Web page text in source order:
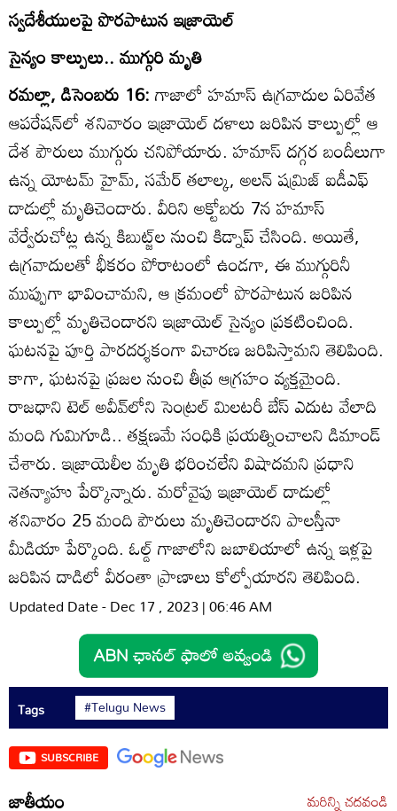
స్వదేశీయులపై పొరపాటున ఇజ్రాయెల్‌
సైన్యం కాల్పులు.. ముగ్గురి మృతి
రమల్లా, డిసెంబరు 16:గాజాలో హమాస్‌ ఉగ్రవాదుల ఏరివేత
ఆపరేషన్‌లో శనివారం ఇజ్రాయెల్‌ దళాలు జరిపిన కాల్పుల్లో ఆ
దేశ పౌరులు ముగ్గురు చనిపోయారు. హమాస్‌ దగ్గర బందీలుగా
ఉన్న యోటమ్‌ హైమ్‌, సమేర్‌ తలాల్క, అలన్‌ షమ్రిజ్‌ ఐడీఎఫ్‌
దాడుల్లో మృతిచెందారు. వీరిని అక్టోబరు 7న హమాస్‌
వేర్వేరుచోట్ల ఉన్న కిబుట్జ్‌ల నుంచి కిడ్నాప్‌ చేసింది. అయితే,
ఉగ్రవాదులతో భీకరం పోరాటంలో ఉండగా, ఈ ముగ్గురినీ
ముప్పుగా భావించామని, ఆ క్రమంలో పొరపాటున జరిపిన
కాల్పుల్లో మృతిచెందారని ఇజ్రాయెల్‌ సైన్యం ప్రకటించింది.
ఘటనపై పూర్తి పారదర్శకంగా విచారణ జరిపిస్తామని తెలిపింది.
కాగా, ఘటనపై ప్రజల నుంచి తీవ్ర ఆగ్రహం వ్యక్తమైంది.
రాజధాని టెల్‌ అవీవ్‌లోని సెంట్రల్‌ మిలటరీ బేస్‌ ఎదుట వేలాది
మంది గుమిగూడి.. తక్షణమే సంధికి ప్రయత్నించాలని డిమాండ్‌
చేశారు. ఇజ్రాయెలీల మృతి భరించలేని విషాదమని ప్రధాని
నెతన్యాహు పేర్కొన్నారు. మరోవైపు ఇజ్రాయెల్‌ దాడుల్లో
శనివారం 25 మంది పౌరులు మృతిచెందారని పాలస్తీనా
మీడియా పేర్కొంది. ఓల్డ్‌ గాజాలోని జబాలియాలో ఉన్న ఇళ్లపై
జరిపిన దాడిలో వీరంతా ప్రాణాలు కోల్పోయారని తెలిపింది.
Updated Date - Dec 17 , 2023 | 06:46 AM
Tags #Telugu News
SUBSCRIBE
జాతీయం మరిన్ని చదవండి